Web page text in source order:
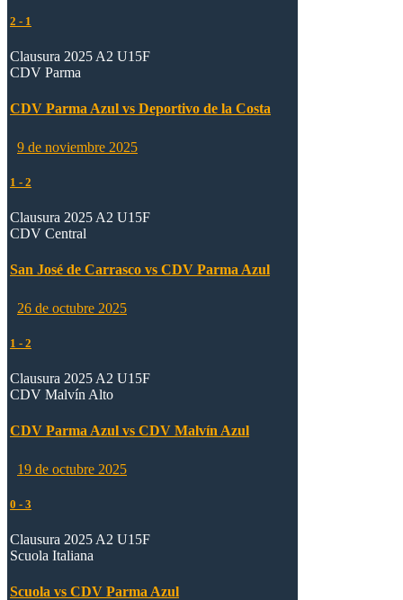
2 - 1
Clausura 2025 A2 U15F
CDV Parma
CDV Parma Azul vs Deportivo de la Costa
9 de noviembre 2025
1 - 2
Clausura 2025 A2 U15F
CDV Central
San José de Carrasco vs CDV Parma Azul
26 de octubre 2025
1 - 2
Clausura 2025 A2 U15F
CDV Malvín Alto
CDV Parma Azul vs CDV Malvín Azul
19 de octubre 2025
0 - 3
Clausura 2025 A2 U15F
Scuola Italiana
Scuola vs CDV Parma Azul